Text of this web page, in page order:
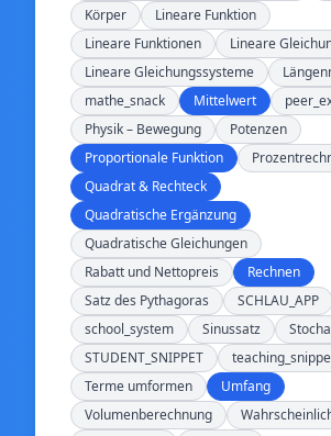
Körper
Lineare Funktion
Lineare Funktionen
Lineare
Lineare Gleichungssysteme
mathe_snack
Mittelwert
Physik – Bewegung
Potenzen
Proportionale Funktion
Quadrat & Rechteck
Quadratische Ergänzung
Quadratische Gleichungen
Rabatt und Nettopreis
Rechnen
Satz des Pythagoras
SCHLAU_APP
school_system
Sinussatz
STUDENT_SNIPPET
Terme umformen
Umfang
Volumenberechnung